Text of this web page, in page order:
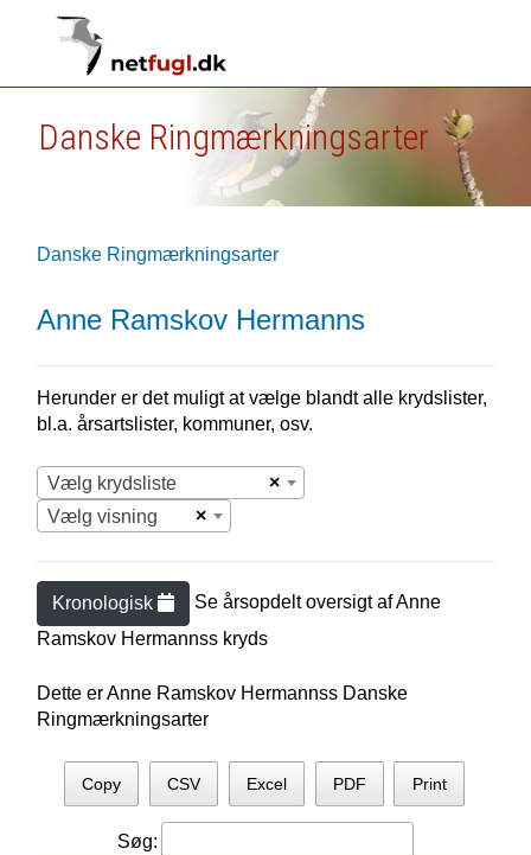
Danske Ringmærkningsarter
Danske Ringmærkningsarter
Anne Ramskov Hermanns
Herunder er det muligt at vælge blandt alle krydslister,
bl.a. årsartslister, kommuner, osv.
×
Vælg krydsliste
×
Vælg visning
Kronologisk Se årsopdelt oversigt afAnne
Ramskov Hermannss kryds
Dette er Anne Ramskov Hermannss Danske
Ringmærkningsarter
Copy CSV Excel PDF Print
Søg: